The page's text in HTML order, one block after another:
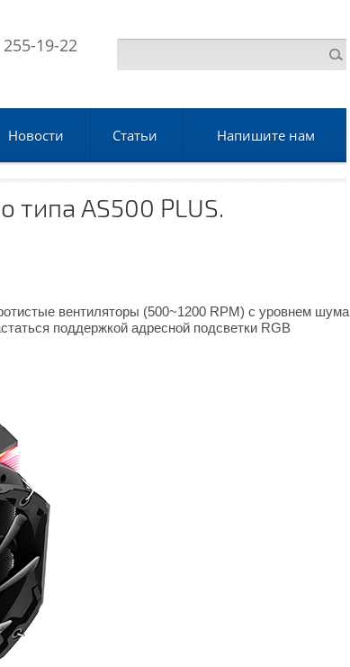
255-19-22
Новости Статьи Напишите нам
AS500 PLUS.
вентиляторы (500~1200 RPM) с уровнем шума
поддержкой адресной подсветки RGB